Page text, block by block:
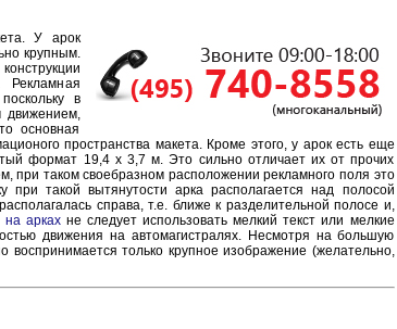
У арок
крупным.
Рекламная
в
движением,
основная
пространства макета. Кроме этого, у арок есть еще
формат 19,4 х 3,7 м. Это сильно отличает их от прочих
при таком своебразном расположении рекламного поля это
такой вытянутости арка располагается над полосой
справа, т.е. ближе к разделительной полосе и,
арках не следует использовать мелкий текст или мелкие
движения на автомагистралях. Несмотря на большую
воспринимается только крупное изображение (желательно,